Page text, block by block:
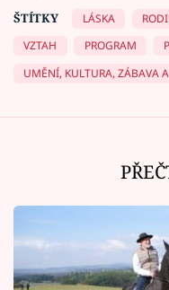
ŠTÍTKY
LÁSKA
VZTAH
PROGRAM
UMĚNÍ, KULTURA, ZÁBAVA